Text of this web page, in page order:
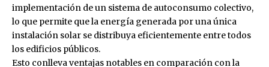
implementación de un sistema de autoconsumo colectivo,
lo que permite que la energía generada por una única
instalación solar se distribuya eficientemente entre todos
los edificios públicos.
Esto conlleva ventajas notables en comparación con la